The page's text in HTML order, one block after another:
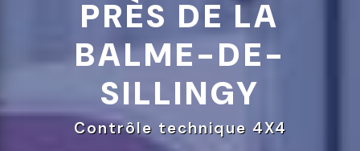
PRÈS DE LA
BALME-DE-
SILLINGY
Contrôle technique 4X4